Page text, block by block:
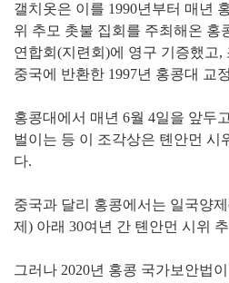
갤치옷은 이를 1990년부터 매년
위 추모 촛불 집회를 주최해온 홍
연합회(지련회)에 영구 기증했고,
중국에 반환한 1997년 홍콩대 교
홍콩대에서 매년 6월 4일을 앞두
벌이는 등 이 조각상은 톈안먼 시
다.
중국과 달리 홍콩에서는 일국양
제) 아래 30여년 간 톈안먼 시위
그러나 2020년 홍콩 국가보안법